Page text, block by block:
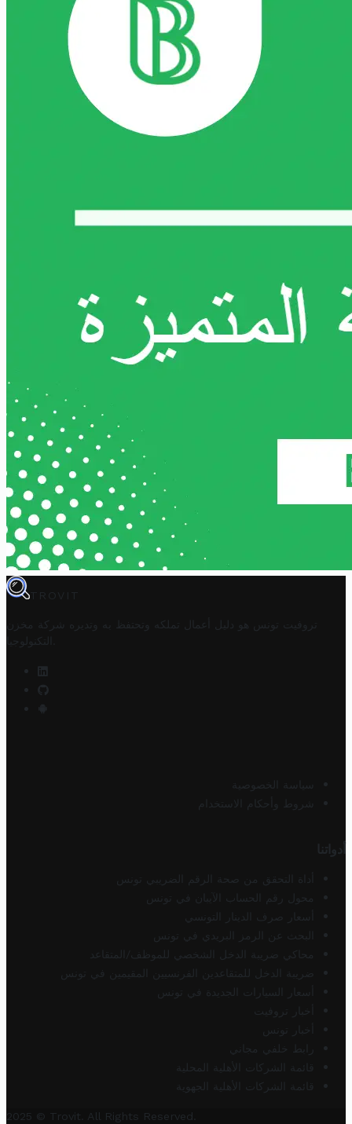
TROVIT
تروفيت تونس هو دليل أعمال تملكه وتحتفظ به وتديره
شركة مخزن
التكنولوجيا
سياسة الخصوصية
شروط وأحكام الاستخدام
أدواتنا
أداة التحقق من صحة الرقم الضريبي تونس
محول رقم الحساب الآيبان في تونس
أسعار صرف الدينار التونسي
البحث عن الرمز البريدي في تونس
محاكي ضريبة الدخل الشخصي للموظف/المتقاعد
ضريبة الدخل للمتقاعدين الفرنسيين المقيمين في تونس
أسعار السيارات الجديدة في تونس
أخبار تروفيت
أخبار تونس
رابط خلفي مجاني
قائمة الشركات الأهلية المحلية
قائمة الشركات الأهلية الجهوية
2025 © Trovit. All Rights Reserved.